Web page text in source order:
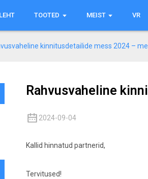
TOOTED MEIST VR
kinnitusdetailide mess 2024 –
Rahvusvaheline
2024-09-04
Kallid hinnatud partnerid,
Tervitused!